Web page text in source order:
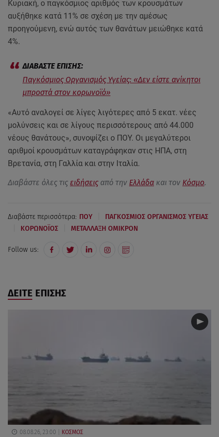
Κυριακή, ο παγκόσμιος αριθμός των κρουσμάτων
αυξήθηκε κατά 11% σε σχέση με την αμέσως
προηγούμενη, ενώ αυτός των θανάτων μειώθηκε κατά
4%.
Παγκόσμιος Οργανισμός Υγείας: «Δεν είστε ανίκητοι
μπροστά στον κορωνοϊό»
«Αυτό αναλογεί σε λίγες λιγότερες από 5 εκατ. νέες
μολύνσεις και σε λίγους περισσότερους από 44.000
νέους θανάτους», συνοψίζει ο ΠΟΥ. Οι μεγαλύτεροι
αριθμοί κρουσμάτων καταγράφηκαν στις ΗΠΑ, στη
Βρετανία, στη Γαλλία και στην Ιταλία.
Διαβάστε όλες τις ειδήσεις από την Ελλάδα και τον Κόσμο.
Διαβάστε περισσότερα: ΠΟΥ ΠΑΓΚΟΣΜΙΟΣ ΟΡΓΑΝΙΣΜΟΣ ΥΓΕΙΑΣ
ΚΟΡΩΝΟΪΟΣ ΜΕΤΑΛΛΑΞΗ ΟΜΙΚΡΟΝ
Follow us:
ΔΕΙΤΕ ΕΠΙΣΗΣ
08.08.26, 23:00 ΚΟΣΜΟΣ